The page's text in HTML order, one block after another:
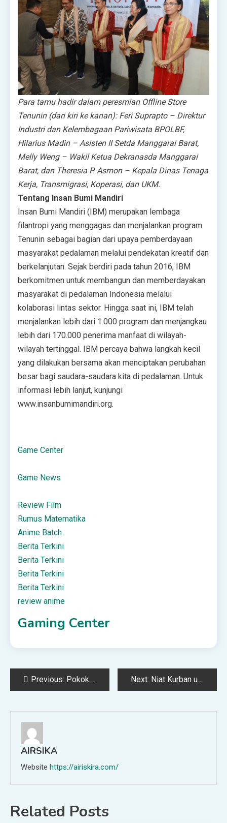
Para tamu hadir dalam peresmian Offline Store
Tenunin (dari kiri ke kanan): Feri Suprapto – Direktur
Industri dan Kelembagaan Pariwisata BPOLBF,
Hilarius Madin – Asisten II Setda Manggarai Barat,
Melly Weng – Wakil Ketua Dekranasda Manggarai
Barat, dan Theresia P. Asmon – Kepala Dinas Tenaga
Kerja, Transmigrasi, Koperasi, dan UKM.
Tentang Insan Bumi Mandiri
Insan Bumi Mandiri (IBM) merupakan lembaga
filantropi yang menggagas dan menjalankan program
Tenunin sebagai bagian dari upaya pemberdayaan
masyarakat pedalaman melalui pendekatan kreatif dan
berkelanjutan. Sejak berdiri pada tahun 2016, IBM
berkomitmen untuk membangun dan memberdayakan
masyarakat di pedalaman Indonesia melalui
kolaborasi lintas sektor. Hingga saat ini, IBM telah
menjalankan lebih dari 1.000 program dan menjangkau
lebih dari 170.000 penerima manfaat di wilayah-
wilayah tertinggal. IBM percaya bahwa langkah kecil
yang dilakukan bersama akan menciptakan perubahan
besar bagi saudara-saudara kita di pedalaman. Untuk
informasi lebih lanjut, kunjungi
www.insanbumimandiri.org.
Game Center
Game News
Review Film
Rumus Matematika
Anime Batch
Berita Terkini
Berita Terkini
Berita Terkini
Berita Terkini
review anime
Gaming Center
PostPrevious: Pokok dan Cabang Agama: Telaah Kritis terhadap Pembagian Ushul-Furu’ Next: Niat Kurban untuk Pekurban dan Hikmah Kurban Bagi Penerimanya
AIRSIKA
Website https://airiskira.com/
Related Posts